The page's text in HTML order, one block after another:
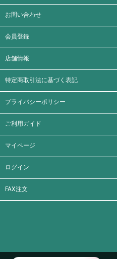
お問い合わせ
会員登録
店舗情報
特定商取引法に基づく表記
プライバシーポリシー
ご利用ガイド
マイページ
ログイン
FAX注文